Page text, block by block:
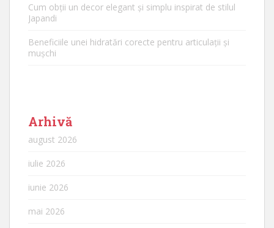
Cum obții un decor elegant și simplu inspirat de stilul
Japandi
Beneficiile unei hidratări corecte pentru articulații și
mușchi
Arhivă
august 2026
iulie 2026
iunie 2026
mai 2026